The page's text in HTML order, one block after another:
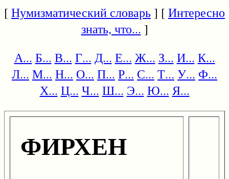
[Нумизматический словарь] [Интересно
знать, что... ]
А... Б... В... Г... Д... Е... Ж... З... И... К...
Л... М... Н... О... П... Р... С... Т... У... Ф...
Х... Ц... Ч... Ш... Э... Ю... Я...
ФИРХЕН